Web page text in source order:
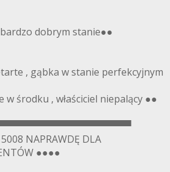
dobrym stanie●●
, gąbka w stanie perfekcyjnym
w środku , właściciel niepalący ●●
NAPRAWDĘ DLA
●●●●